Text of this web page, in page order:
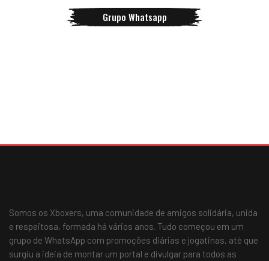
Grupo Whatsapp
Somos os Xboxers, uma comunidade de amigos solidária, unida
e respeitosa, formada há vários anos. Tudo começou em um
grupo de WhatsApp com promoções diárias e jogatinas, até que
surgiu a ideia de montar um portal e divulgar para todos as